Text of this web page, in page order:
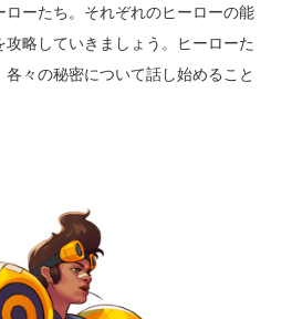
ーたち。それぞれのヒーローの能
略していきましょう。ヒーローた
々の秘密について話し始めること